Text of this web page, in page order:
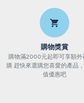
購物獎賞
購物滿2000元起即可享額外
購 趕快來選購您喜愛的產品
值優惠吧